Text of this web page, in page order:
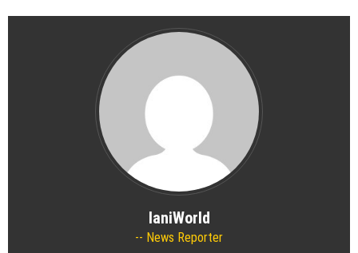
IaniWorld
News Reporter